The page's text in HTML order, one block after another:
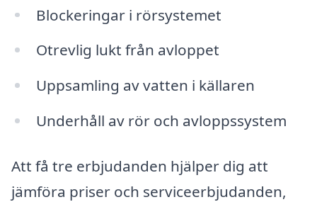
Blockeringar i rörsystemet
Otrevlig lukt från avloppet
Uppsamling av vatten i källaren
Underhåll av rör och avloppssystem
Att få tre erbjudanden hjälper dig att
jämföra priser och serviceerbjudanden,